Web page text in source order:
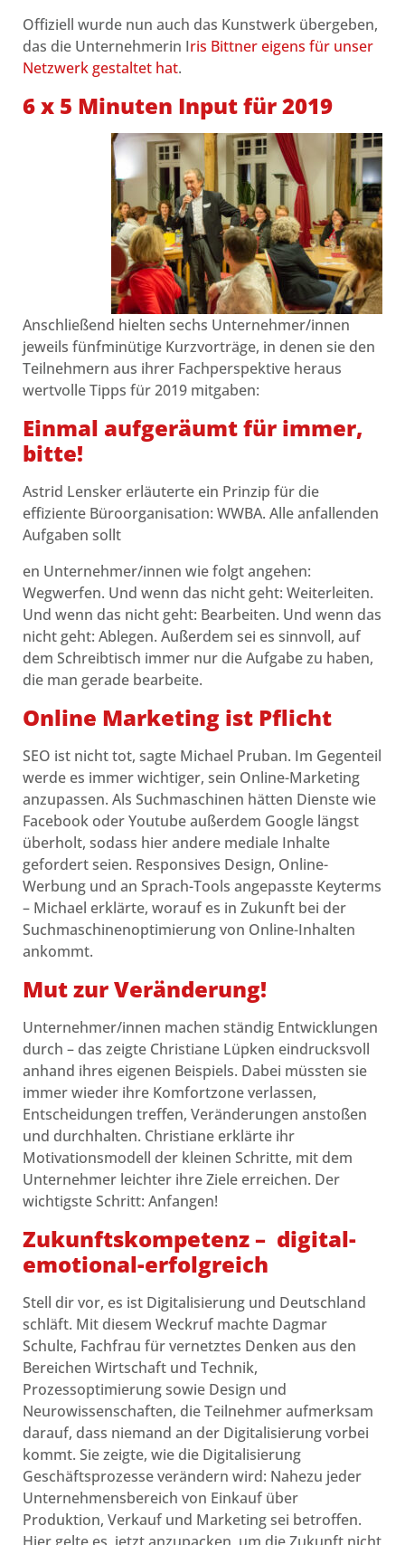
Offiziell wurde nun auch das Kunstwerk übergeben,
das die Unternehmerin Iris Bittner eigens für unser
Netzwerk gestaltet hat.
6 x 5 Minuten Input für 2019
Anschließend hielten sechs Unternehmer/innen
jeweils fünfminütige Kurzvorträge, in denen sie den
Teilnehmern aus ihrer Fachperspektive heraus
wertvolle Tipps für 2019 mitgaben:
Einmal aufgeräumt für immer,
bitte!
Astrid Lensker erläuterte ein Prinzip für die
effiziente Büroorganisation: WWBA. Alle anfallenden
Aufgaben sollt
en Unternehmer/innen wie folgt angehen:
Wegwerfen. Und wenn das nicht geht: Weiterleiten.
Und wenn das nicht geht: Bearbeiten. Und wenn das
nicht geht: Ablegen. Außerdem sei es sinnvoll, auf
dem Schreibtisch immer nur die Aufgabe zu haben,
die man gerade bearbeite.
Online Marketing ist Pflicht
SEO ist nicht tot, sagte Michael Pruban. Im Gegenteil
werde es immer wichtiger, sein Online-Marketing
anzupassen. Als Suchmaschinen hätten Dienste wie
Facebook oder Youtube außerdem Google längst
überholt, sodass hier andere mediale Inhalte
gefordert seien. Responsives Design, Online-
Werbung und an Sprach-Tools angepasste Keyterms
– Michael erklärte, worauf es in Zukunft bei der
Suchmaschinenoptimierung von Online-Inhalten
ankommt.
Mut zur Veränderung!
Unternehmer/innen machen ständig Entwicklungen
durch – das zeigte Christiane Lüpken eindrucksvoll
anhand ihres eigenen Beispiels. Dabei müssten sie
immer wieder ihre Komfortzone verlassen,
Entscheidungen treffen, Veränderungen anstoßen
und durchhalten. Christiane erklärte ihr
Motivationsmodell der kleinen Schritte, mit dem
Unternehmer leichter ihre Ziele erreichen. Der
wichtigste Schritt: Anfangen!
Zukunftskompetenz – digital-
emotional-erfolgreich
Stell dir vor, es ist Digitalisierung und Deutschland
schläft. Mit diesem Weckruf machte Dagmar
Schulte, Fachfrau für vernetztes Denken aus den
Bereichen Wirtschaft und Technik,
Prozessoptimierung sowie Design und
Neurowissenschaften, die Teilnehmer aufmerksam
darauf, dass niemand an der Digitalisierung vorbei
kommt. Sie zeigte, wie die Digitalisierung
Geschäftsprozesse verändern wird: Nahezu jeder
Unternehmensbereich von Einkauf über
Produktion, Verkauf und Marketing sei betroffen.